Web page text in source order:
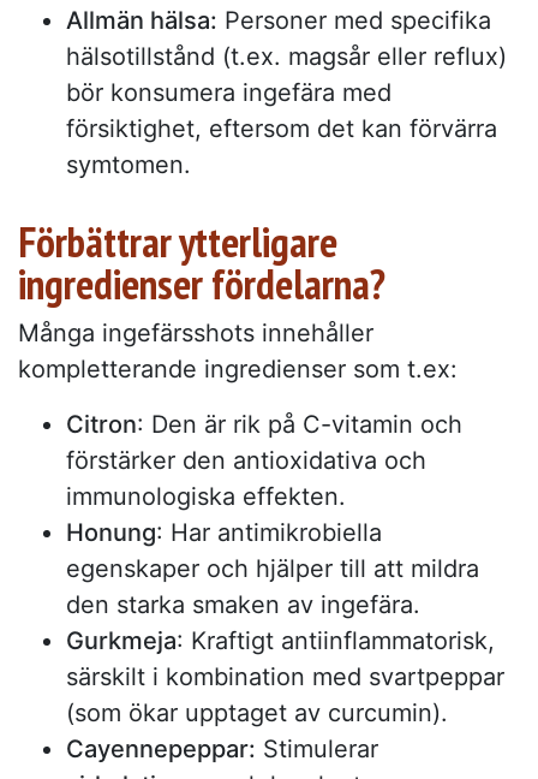
Allmän hälsa: Personer med specifika
hälsotillstånd (t.ex. magsår eller reflux)
bör konsumera ingefära med
försiktighet, eftersom det kan förvärra
symtomen.
Förbättrar ytterligare
ingredienser fördelarna?
Många ingefärsshots innehåller
kompletterande ingredienser som t.ex:
Citron: Den är rik på C-vitamin och
förstärker den antioxidativa och
immunologiska effekten.
Honung: Har antimikrobiella
egenskaper och hjälper till att mildra
den starka smaken av ingefära.
Gurkmeja: Kraftigt antiinflammatorisk,
särskilt i kombination med svartpeppar
(som ökar upptaget av curcumin).
Cayennepeppar: Stimulerar